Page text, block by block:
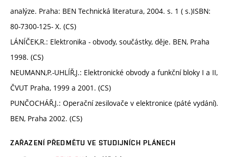
analýze. Praha: BEN Technická literatura, 2004. s. 1 ( s.)ISBN:
80-7300-125- X. (CS)
LÁNÍČEK,R.: Elektronika - obvody, součástky, děje. BEN, Praha
1998. (CS)
NEUMANN,P.-UHLÍŘ,J.: Elektronické obvody a funkční bloky I a II,
ČVUT Praha, 1999 a 2001. (CS)
PUNČOCHÁŘ,J.: Operační zesilovače v elektronice (páté vydání).
BEN, Praha 2002. (CS)
ZAŘAZENÍ PŘEDMĚTU VE STUDIJNÍCH PLÁNECH